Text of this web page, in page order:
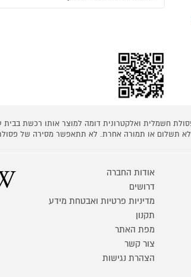
חשמלית ואלקטרונית דומה למוצר אותו רכשת
תשלום או תמורה אחרת. לא תתאפשר מסירה של
אודות החברה
דרושים
מדיניות פרטיות ואבטחת מידע
תקנון
מפת האתר
צור קשר
הצהרת נגישות